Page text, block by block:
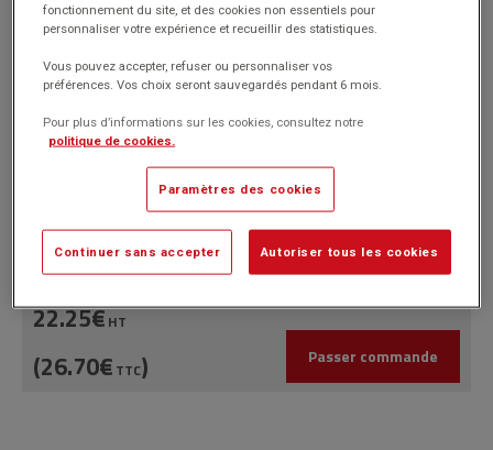
22.25€HT
(26.70€TTC) Passer commande
Rouge
Réf 1003950-03
22.25€HT
(26.70€ TTC) Passer commande
fonctionnement du site, et des cookies non essentiels pour
personnaliser votre expérience et recueillir des statistiques.
Vous pouvez accepter, refuser ou personnaliser vos
préférences. Vos choix seront sauvegardés pendant 6 mois.
Pour plus d’informations sur les cookies, consultez notre
politique de cookies.
Paramètres des cookies
Continuer sans accepter Autoriser tous les cookies